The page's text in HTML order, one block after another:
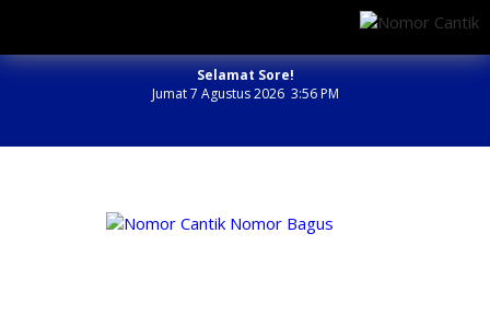
Selamat Sore!
Jumat 7 Agustus 2026 3:56 PM